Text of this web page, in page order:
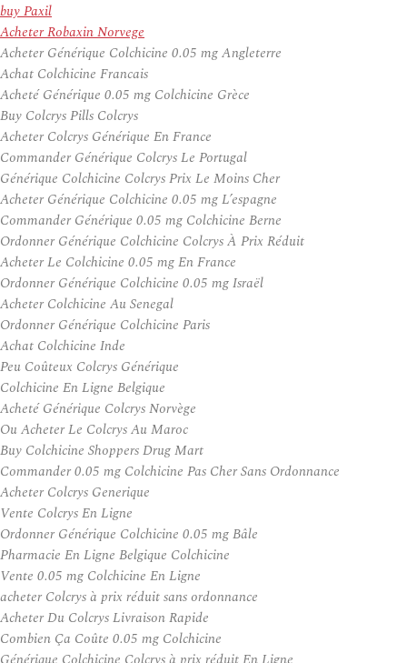
buy Paxil
Acheter Robaxin Norvege
Acheter Générique Colchicine 0.05 mg Angleterre
Achat Colchicine Francais
Acheté Générique 0.05 mg Colchicine Grèce
Buy Colcrys Pills Colcrys
Acheter Colcrys Générique En France
Commander Générique Colcrys Le Portugal
Générique Colchicine Colcrys Prix Le Moins Cher
Acheter Générique Colchicine 0.05 mg L’espagne
Commander Générique 0.05 mg Colchicine Berne
Ordonner Générique Colchicine Colcrys À Prix Réduit
Acheter Le Colchicine 0.05 mg En France
Ordonner Générique Colchicine 0.05 mg Israël
Acheter Colchicine Au Senegal
Ordonner Générique Colchicine Paris
Achat Colchicine Inde
Peu Coûteux Colcrys Générique
Colchicine En Ligne Belgique
Acheté Générique Colcrys Norvège
Ou Acheter Le Colcrys Au Maroc
Buy Colchicine Shoppers Drug Mart
Commander 0.05 mg Colchicine Pas Cher Sans Ordonnance
Acheter Colcrys Generique
Vente Colcrys En Ligne
Ordonner Générique Colchicine 0.05 mg Bâle
Pharmacie En Ligne Belgique Colchicine
Vente 0.05 mg Colchicine En Ligne
acheter Colcrys à prix réduit sans ordonnance
Acheter Du Colcrys Livraison Rapide
Combien Ça Coûte 0.05 mg Colchicine